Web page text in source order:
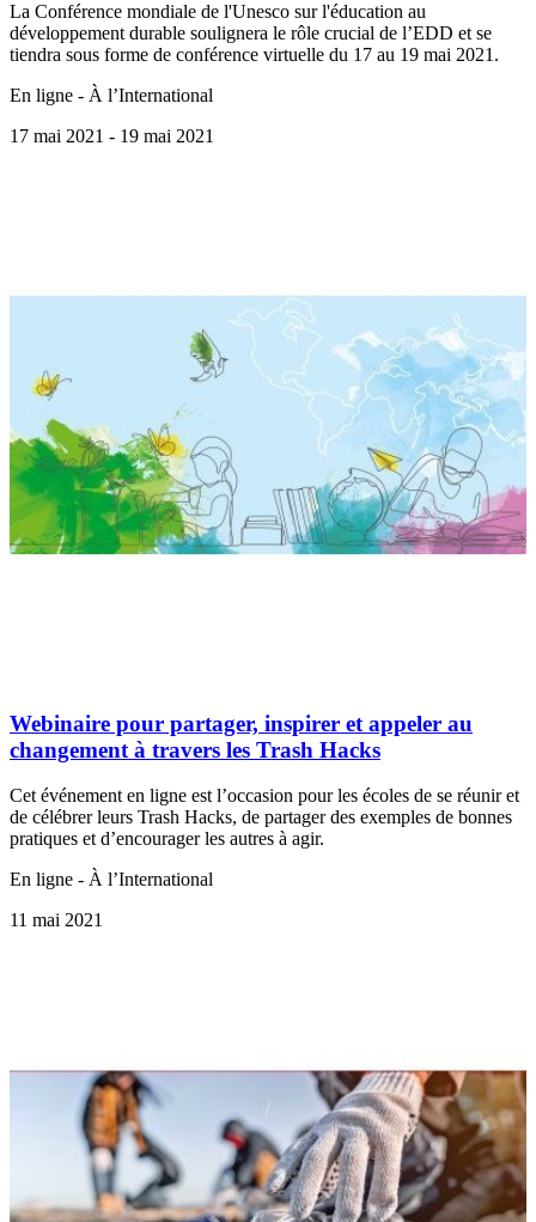
La Conférence mondiale de l'Unesco sur l'éducation au
développement durable soulignera le rôle crucial de l’EDD et se
tiendra sous forme de conférence virtuelle du 17 au 19 mai 2021.
En ligne - À l’International
17 mai 2021 - 19 mai 2021
Webinaire pour partager, inspirer et appeler au
changement à travers les Trash Hacks
Cet événement en ligne est l’occasion pour les écoles de se réunir et
de célébrer leurs Trash Hacks, de partager des exemples de bonnes
pratiques et d’encourager les autres à agir.
En ligne - À l’International
11 mai 2021